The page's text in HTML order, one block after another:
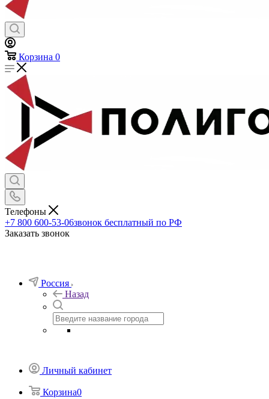
Корзина 0
Телефоны
+7 800 600-53-06звонок бесплатный по РФ
Заказать звонок
Россия
Назад
Личный кабинет
Корзина0